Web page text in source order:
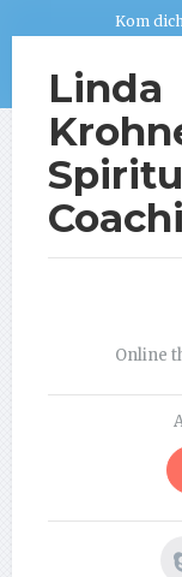
Kom
Linda
Online